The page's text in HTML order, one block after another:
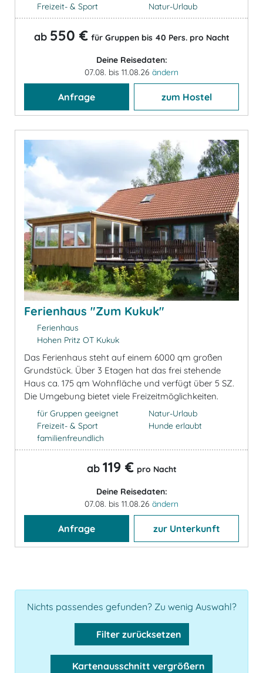
Freizeit- & Sport Natur-Urlaub
ab 550 € für Gruppen bis 40 Pers. pro Nacht
Deine Reisedaten:
07.08. bis 11.08.26 ändern
Anfrage zum Hostel
Ferienhaus "Zum Kukuk"
Ferienhaus
Hohen Pritz OT Kukuk
Das Ferienhaus steht auf einem 6000 qm großen
Grundstück. Über 3 Etagen hat das frei stehende
Haus ca. 175 qm Wohnfläche und verfügt über 5 SZ.
Die Umgebung bietet viele Freizeitmöglichkeiten.
für Gruppen geeignet
Freizeit- & Sport
familienfreundlich
Natur-Urlaub
Hunde erlaubt
ab 119 € pro Nacht
Deine Reisedaten:
07.08. bis 11.08.26 ändern
Anfrage zur Unterkunft
Nichts passendes gefunden? Zu wenig Auswahl?
Filter zurücksetzen
Kartenausschnitt vergrößern